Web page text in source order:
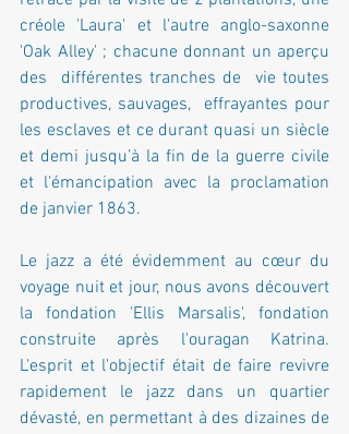
créole 'Laura' et l'autre anglo-saxonne
'Oak Alley' ; chacune donnant un aperçu
des  différentes tranches de  vie toutes
productives, sauvages,  effrayantes pour
les esclaves et ce durant quasi un siècle
et demi jusqu’à la fin de la guerre civile
et l'émancipation avec la proclamation
de janvier 1863.
Le jazz a été évidemment au cœur du
voyage nuit et jour, nous avons découvert
la fondation 'Ellis Marsalis', fondation
construite après l'ouragan Katrina.
L'esprit et l'objectif était de faire revivre
rapidement le jazz dans un quartier
dévasté, en permettant à des dizaines de